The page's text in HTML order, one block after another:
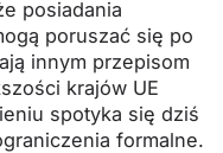
posiadania
poruszać się po
innym przepisom
krajów UE
spotyka się dziś
formalne.